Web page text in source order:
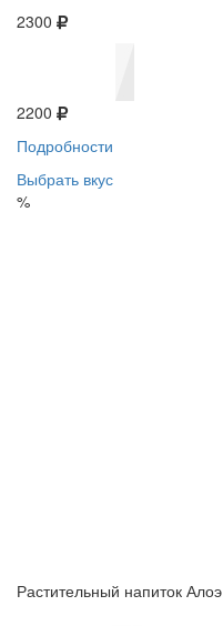
2300
2200
Подробности
Выбрать вкус
%
Растительный напиток Алоэ